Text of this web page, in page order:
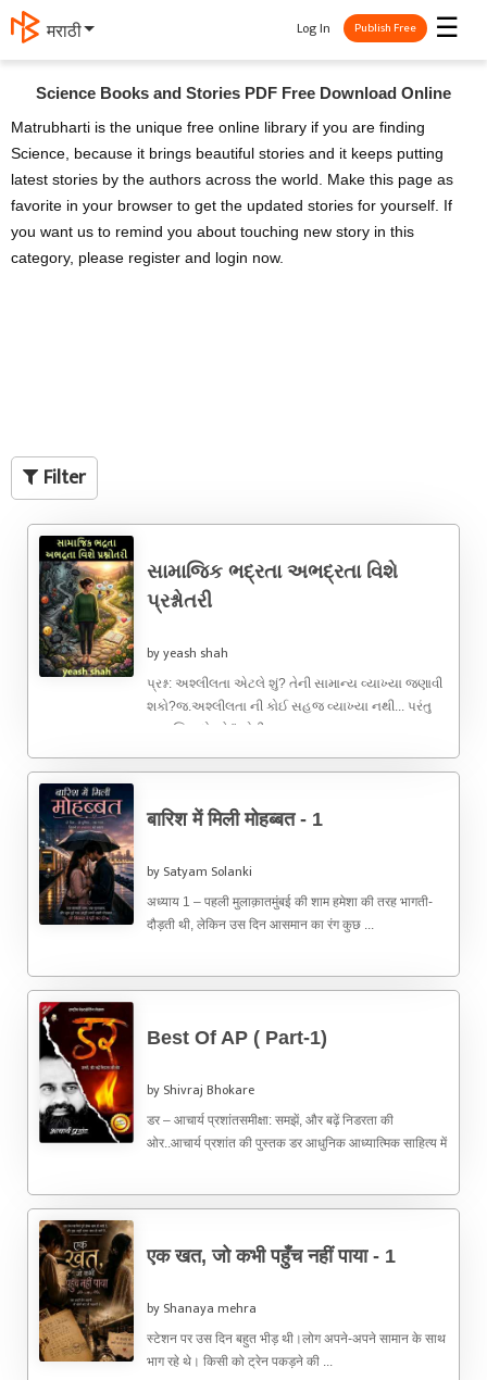
मराठी ☰
Log In Publish Free
Science Books and Stories PDF Free Download Online
Matrubharti is the unique free online library if you are finding
Science, because it brings beautiful stories and it keeps putting
latest stories by the authors across the world. Make this page as
favorite in your browser to get the updated stories for yourself. If
you want us to remind you about touching new story in this
category, please register and login now.
Filter
સામાજિક ભદ્રતા અભદ્રતા વિશે
પ્રશ્નોતરી
by yeash shah
પ્રશ્ન: અશ્લીલતા એટલે શું? તેની સામાન્ય વ્યાખ્યા જણાવી
શકો?જ.અશ્લીલતા ની કોઈ સહજ વ્યાખ્યા નથી... પરંતુ
સામાજિક ધોરણે " એવી ...
बारिश में मिली मोहब्बत - 1
by Satyam Solanki
अध्याय 1 – पहली मुलाक़ातमुंबई की शाम हमेशा की तरह भागती-
दौड़ती थी, लेकिन उस दिन आसमान का रंग कुछ ...
Best Of AP ( Part-1)
by Shivraj Bhokare
डर – आचार्य प्रशांतसमीक्षा: समझें, और बढ़ें निडरता की
ओर..आचार्य प्रशांत की पुस्तक डर आधुनिक आध्यात्मिक साहित्य में
एक खत, जो कभी पहुँच नहीं पाया - 1
by Shanaya mehra
स्टेशन पर उस दिन बहुत भीड़ थी।लोग अपने-अपने सामान के साथ
भाग रहे थे। किसी को ट्रेन पकड़ने की ...